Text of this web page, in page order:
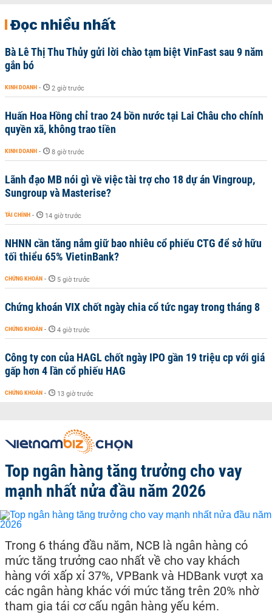
Đọc nhiều nhất
Bà Lê Thị Thu Thủy gửi lời chào tạm biệt VinFast sau 9 năm
gắn bó
KINH DOANH - 2 giờ trước
Huấn Hoa Hồng chỉ trao 24 bồn nước tại Lai Châu cho chính
quyền xã, không trao tiền
KINH DOANH - 8 giờ trước
Lãnh đạo MB nói gì về việc tài trợ cho 18 dự án Vingroup,
Sungroup và Masterise?
TÀI CHÍNH - 14 giờ trước
NHNN cần tăng nắm giữ bao nhiêu cổ phiếu CTG để sở hữu
tối thiểu 65% VietinBank?
CHỨNG KHOÁN - 5 giờ trước
Chứng khoán VIX chốt ngày chia cổ tức ngay trong tháng 8
CHỨNG KHOÁN - 4 giờ trước
Công ty con của HAGL chốt ngày IPO gần 19 triệu cp với giá
gấp hơn 4 lần cổ phiếu HAG
CHỨNG KHOÁN - 13 giờ trước
Top ngân hàng tăng trưởng cho vay
mạnh nhất nửa đầu năm 2026
Trong 6 tháng đầu năm, NCB là ngân hàng có
mức tăng trưởng cao nhất về cho vay khách
hàng với xấp xỉ 37%, VPBank và HDBank vượt xa
các ngân hàng khác với mức tăng trên 20% nhờ
tham gia tái cơ cấu ngân hàng yếu kém.